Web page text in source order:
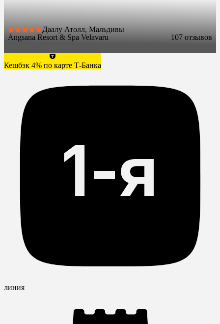
Даалу Атолл, Мальдивы
Angsana Resort & Spa Velavaru
107 отзывов
Кешбэк 4% по карте Т-Банка
линия